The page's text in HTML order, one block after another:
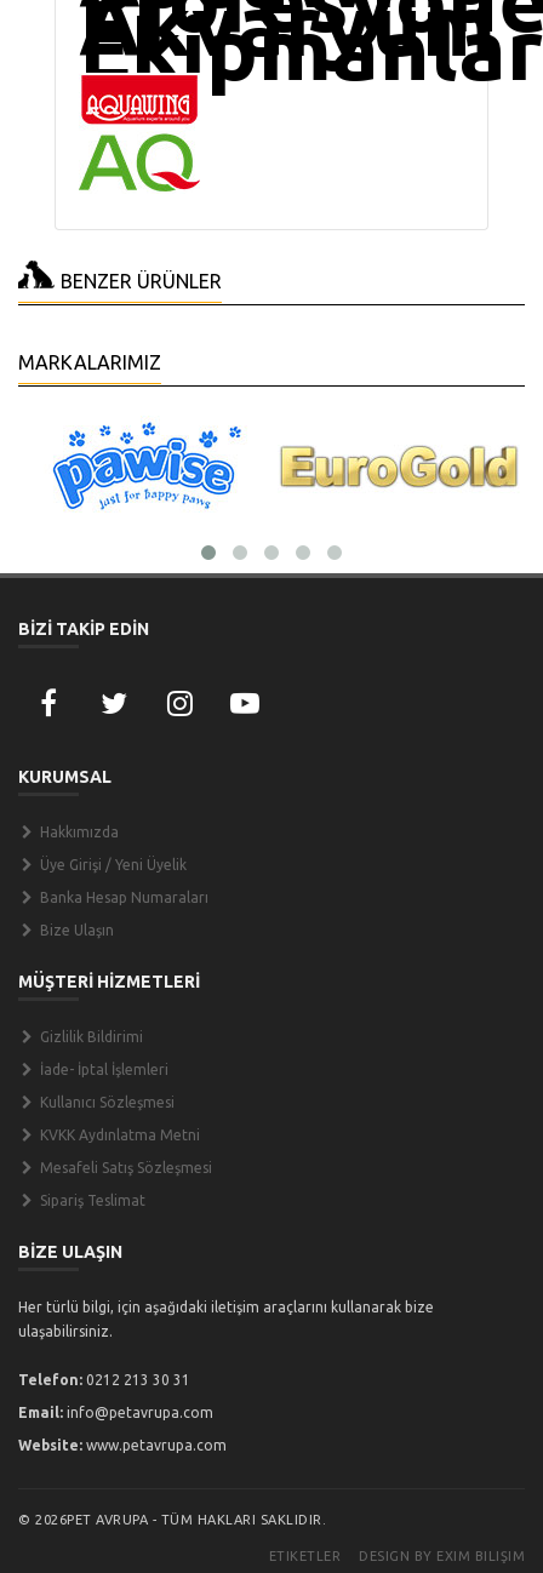
Akvaryum
BENZER ÜRÜNLER
MARKALARIMIZ
BİZİ TAKİP EDİN
KURUMSAL
Hakkımızda
Üye Girişi / Yeni Üyelik
Banka Hesap Numaraları
Bize Ulaşın
MÜŞTERİ HİZMETLERİ
Gizlilik Bildirimi
İade- İptal İşlemleri
Kullanıcı Sözleşmesi
KVKK Aydınlatma Metni
Mesafeli Satış Sözleşmesi
Sipariş Teslimat
BİZE ULAŞIN
Her türlü bilgi, için aşağıdaki iletişim araçlarını kullanarak bize
ulaşabilirsiniz.
Telefon: 0212 213 30 31
Email: info@petavrupa.com
Website: www.petavrupa.com
© 2026PET AVRUPA - TÜM HAKLARI SAKLIDIR.
ETIKETLER DESIGN BY EXIM BILIŞIM